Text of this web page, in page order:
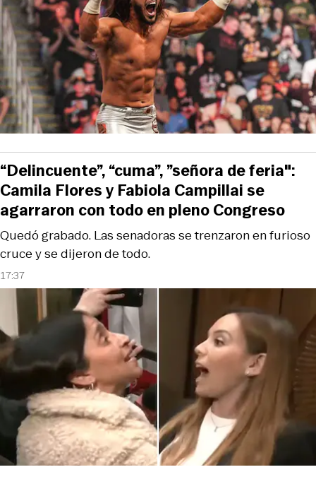
17:37
Quedó grabado. Las senadoras se trenzaron en furioso
cruce y se dijeron de todo.
“Delincuente”, “cuma”, ”señora de feria":
Camila Flores y Fabiola Campillai se
agarraron con todo en pleno Congreso